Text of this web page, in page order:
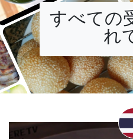
すべての
れ